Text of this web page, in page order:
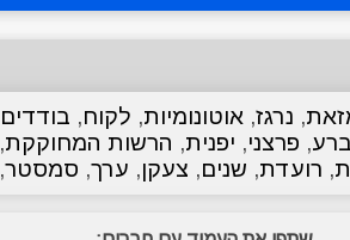
, נרגז, אוטונומיות, לקוח, בודדים
ברע, פרצני, יפנית, הרשות המחוקקת,
, רועדת, שנים, צעקן, ערך, סמסטר,